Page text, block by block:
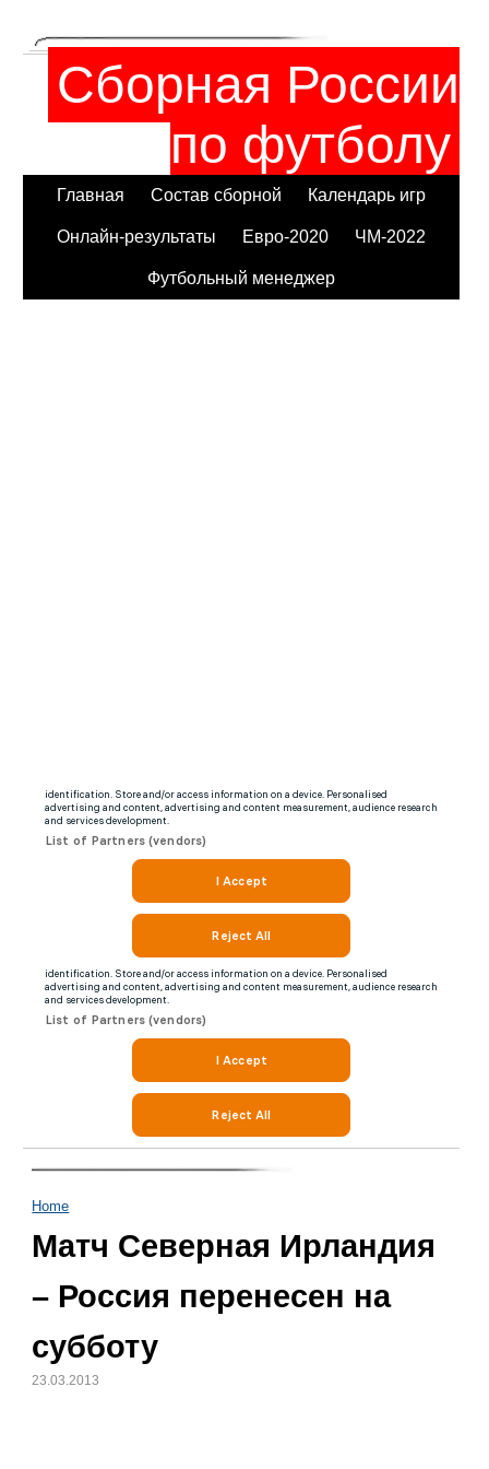
Сборная России
по футболу
Главная Состав сборной Календарь игр
Онлайн-результаты Евро-2020 ЧМ-2022
Футбольный менеджер
Home
Матч Северная Ирландия
– Россия перенесен на
субботу
23.03.2013